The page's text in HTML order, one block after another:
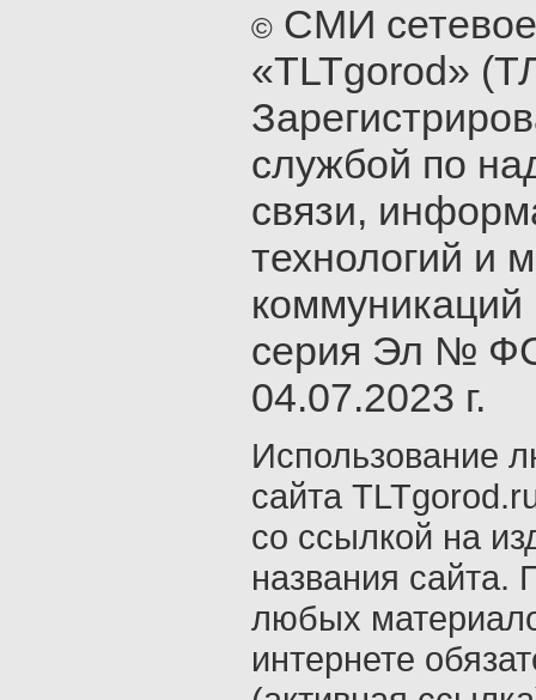
© СМИ
«TLTgorod»
службой по
связи,
технологий и
серия Эл №
04.07.2023 г.
Использование
сайта
со ссылкой на
названия сайта.
любых
интернете